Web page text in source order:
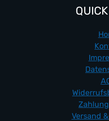
Versand